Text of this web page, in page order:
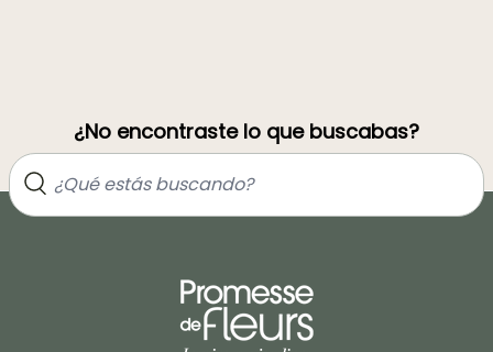
¿No encontraste lo que buscabas?